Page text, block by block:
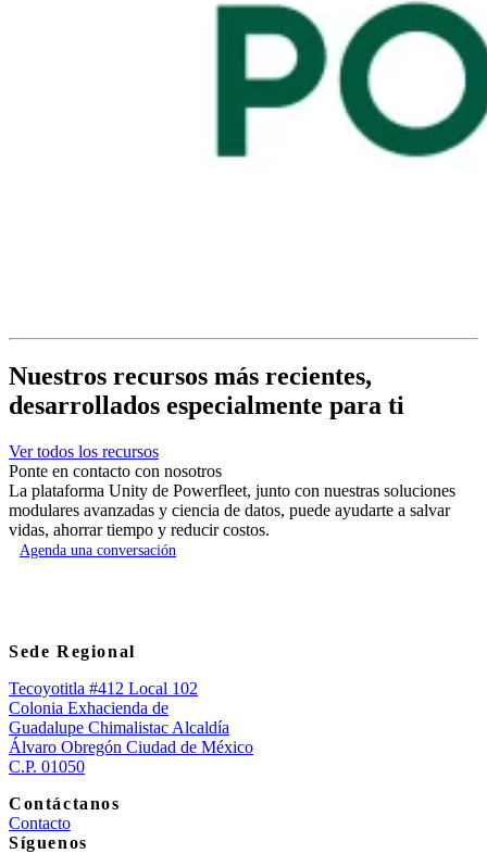
Nuestros recursos más recientes,
desarrollados especialmente para ti
Ver todos los recursos
Ponte en contacto con nosotros
La plataforma Unity de Powerfleet, junto con nuestras soluciones
modulares avanzadas y ciencia de datos, puede ayudarte a salvar
vidas, ahorrar tiempo y reducir costos.
Agenda una conversación
Sede Regional
Tecoyotitla #412 Local 102
Colonia Exhacienda de
Guadalupe Chimalistac Alcaldía
Álvaro Obregón Ciudad de México
C.P. 01050
Contáctanos
Contacto
Síguenos